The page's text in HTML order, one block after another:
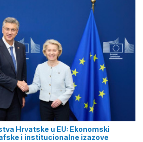
Hrvatske u EU: Ekonomski
i institucionalne izazove